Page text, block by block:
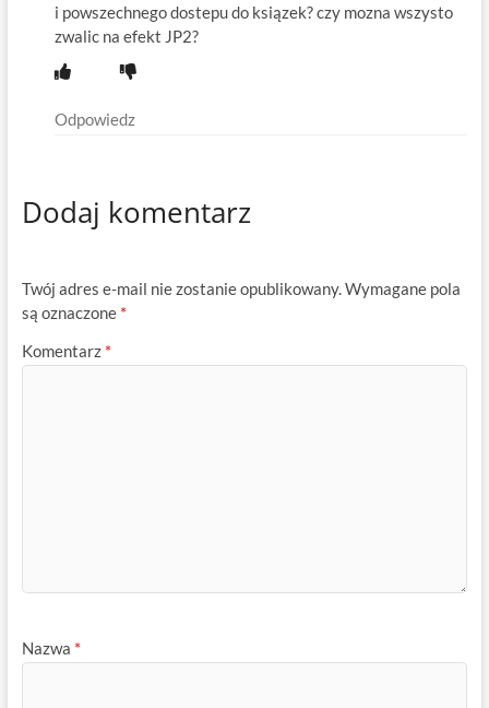
i powszechnego dostepu do ksiązek? czy mozna wszysto
zwalic na efekt JP2?
Odpowiedz
Dodaj komentarz
Twój adres e-mail nie zostanie opublikowany.Wymagane pola
są oznaczone *
Komentarz *
Nazwa *